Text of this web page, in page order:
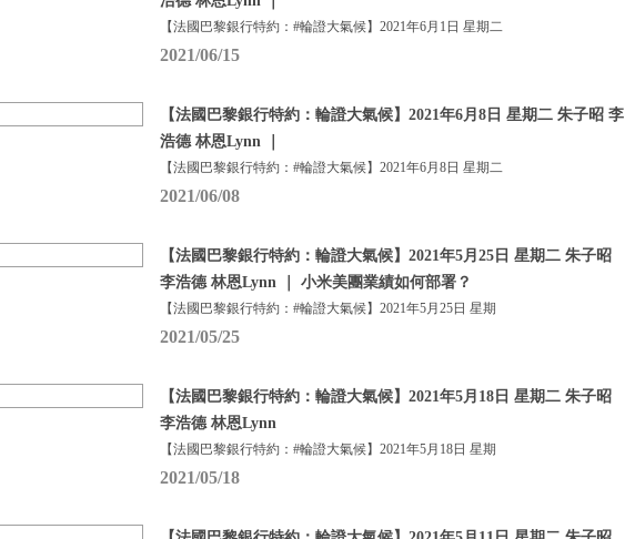
【法國巴黎銀行特約：#輪證大氣候】2021年6月1日 星期二
2021/06/15
【法國巴黎銀行特約：輪證大氣候】2021年6月8日 星期二 朱子昭 李
浩德 林恩Lynn ｜
【法國巴黎銀行特約：#輪證大氣候】2021年6月8日 星期二
2021/06/08
【法國巴黎銀行特約：輪證大氣候】2021年5月25日 星期二 朱子昭
李浩德 林恩Lynn ｜ 小米美團業績如何部署？
【法國巴黎銀行特約：#輪證大氣候】2021年5月25日 星期
2021/05/25
【法國巴黎銀行特約：輪證大氣候】2021年5月18日 星期二 朱子昭
李浩德 林恩Lynn
【法國巴黎銀行特約：#輪證大氣候】2021年5月18日 星期
2021/05/18